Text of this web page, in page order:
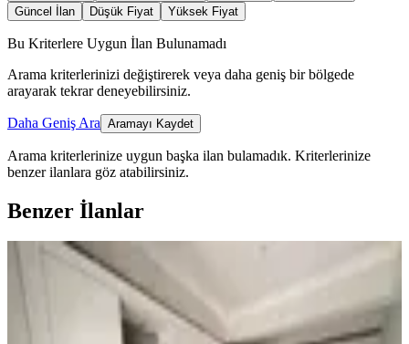
Güncel İlan
Düşük Fiyat Yüksek Fiyat
Bu Kriterlere Uygun İlan Bulunamadı
Arama kriterlerinizi değiştirerek veya daha geniş bir bölgede
arayarak tekrar deneyebilirsiniz.
Daha Geniş Ara Aramayı Kaydet
Arama kriterlerinize uygun başka ilan bulamadık. Kriterlerinize
benzer ilanlara göz atabilirsiniz.
Benzer İlanlar
Germenıcıa'dan Fırsat Yeni Yapı
Satılık Sıfır 2+1 Daire
Dulkadiroğlu, Yahya Kemal Mahallesi